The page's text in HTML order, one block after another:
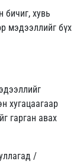
бичиг, хувь
мэдээллийг бүх
хугацаагаар
гарган авах
/